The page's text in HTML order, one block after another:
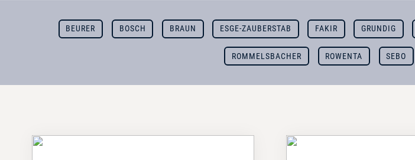
BEURER BOSCH BRAUN ESGE-ZAUBERSTAB FAKIR GRUNDIG
ROMMELSBACHER ROWENTA SEBO